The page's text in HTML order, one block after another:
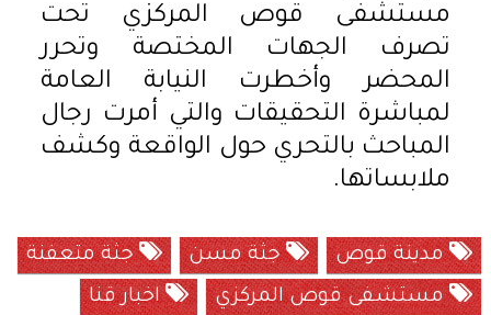
مستشفى قوص المركزي تحت
تصرف الجهات المختصة وتحرر
المحضر وأخطرت النيابة العامة
لمباشرة التحقيقات والتي أمرت رجال
المباحث بالتحري حول الواقعة وكشف
ملابساتها.
مدينة قوص جثة مسن
جثة متعفنة
مستشفى قوص المركزي
اخبار قنا